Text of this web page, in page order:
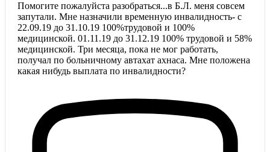
Помогите пожалуйста разобраться...в Б.Л. меня совсем
запутали. Мне назначили временную инвалидность- с
22.09.19 до 31.10.19 100%трудовой и 100%
медицинской. 01.11.19 до 31.12.19 100% трудовой и 58%
медицинской. Три месяца, пока не мог работать,
получал по больничному автахат ахнаса. Мне положена
какая нибудь выплата по инвалидности?